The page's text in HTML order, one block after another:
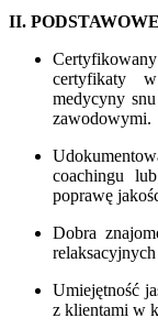
II.
certyfikaty
medycyny
zawodowymi.
coachingu
poprawę
Dobra
Umiejętność
z klientami w